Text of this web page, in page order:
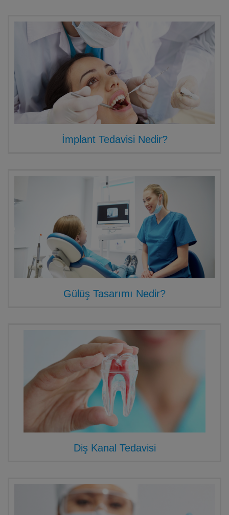
İmplant Tedavisi Nedir?
Gülüş Tasarımı Nedir?
Diş Kanal Tedavisi